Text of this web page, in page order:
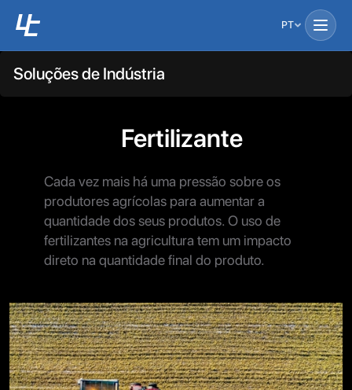
PT
Soluções de Indústria
Fertilizante
Cada vez mais há uma pressão sobre os
produtores agrícolas para aumentar a
quantidade dos seus produtos. O uso de
fertilizantes na agricultura tem um impacto
direto na quantidade final do produto.